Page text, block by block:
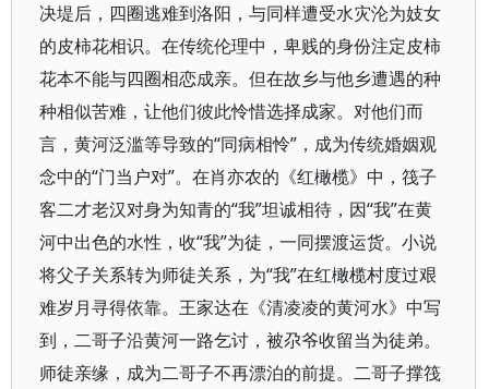
决堤后，四圈逃难到洛阳，与同样遭受水灾沦为妓女
的皮柿花相识。在传统伦理中，卑贱的身份注定皮柿
花本不能与四圈相恋成亲。但在故乡与他乡遭遇的种
种相似苦难，让他们彼此怜惜选择成家。对他们而
言，黄河泛滥等导致的“同病相怜”，成为传统婚姻观
念中的“门当户对”。在肖亦农的《红橄榄》中，筏子
客二才老汉对身为知青的“我”坦诚相待，因“我”在黄
河中出色的水性，收“我”为徒，一同摆渡运货。小说
将父子关系转为师徒关系，为“我”在红橄榄村度过艰
难岁月寻得依靠。王家达在《清凌凌的黄河水》中写
到，二哥子沿黄河一路乞讨，被尕爷收留当为徒弟。
师徒亲缘，成为二哥子不再漂泊的前提。二哥子撑筏